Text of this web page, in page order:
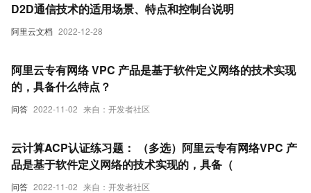
阿里云文档 2022-12-28
D2D通信技术的适用场景、特点和控制台说明
问答 2022-11-02 来自：开发者社区
阿里云专有网络 VPC 产品是基于软件定义网络的技术实现
的，具备什么特点？
问答 2022-11-02 来自：开发者社区
云计算ACP认证练习题： （多选）阿里云专有网络VPC 产
品是基于软件定义网络的技术实现的，具备（